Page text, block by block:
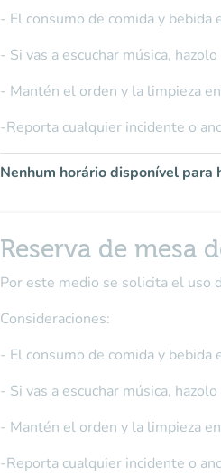
- El consumo de comida y bebida
- Si vas a escuchar música,
- Mantén el orden y la limpieza
-Reporta cualquier incidente o
Nenhum horário disponível para
Reserva de mesa
Por este medio se solicita el uso
Consideraciones:
- El consumo de comida y bebida
- Si vas a escuchar música,
- Mantén el orden y la limpieza
-Reporta cualquier incidente o